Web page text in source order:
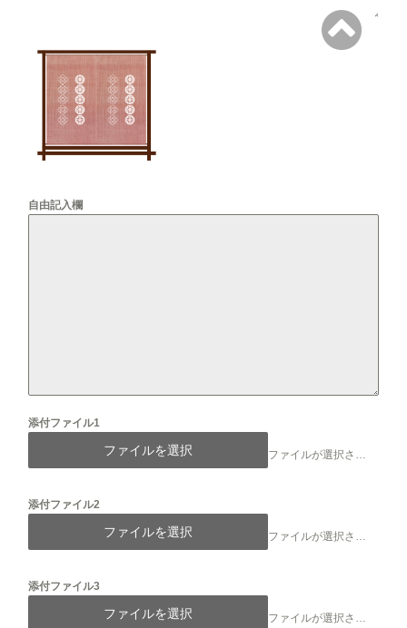
自由記入欄
添付ファイル1
ファイルを選択 ファイルが選択されていません
添付ファイル2
ファイルを選択 ファイルが選択されていません
添付ファイル3
ファイルを選択 ファイルが選択されていません